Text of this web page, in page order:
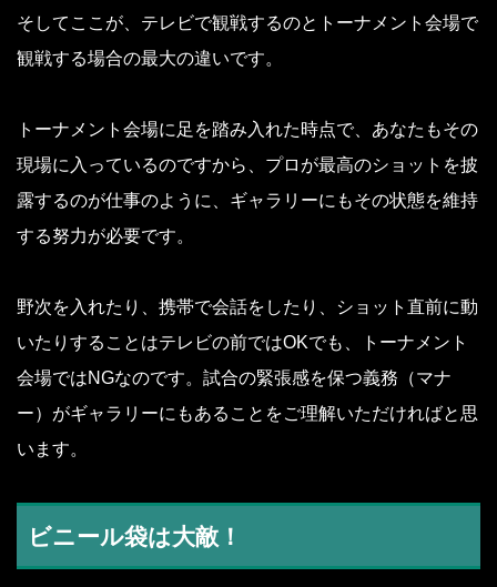
そしてここが、テレビで観戦するのとトーナメント会場で
観戦する場合の最大の違いです。
トーナメント会場に足を踏み入れた時点で、あなたもその
現場に入っているのですから、プロが最高のショットを披
露するのが仕事のように、ギャラリーにもその状態を維持
する努力が必要です。
野次を入れたり、携帯で会話をしたり、ショット直前に動
いたりすることはテレビの前ではOKでも、トーナメント
会場ではNGなのです。試合の緊張感を保つ義務（マナ
ー）がギャラリーにもあることをご理解いただければと思
います。
ビニール袋は大敵！